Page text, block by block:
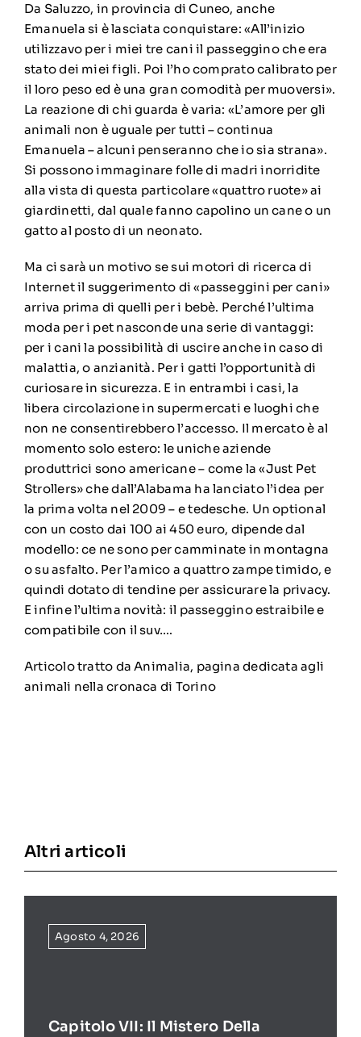
Da Saluzzo, in provincia di Cuneo, anche
Emanuela si è lasciata conquistare: «All’inizio
utilizzavo per i miei tre cani il passeggino che era
stato dei miei figli. Poi l’ho comprato calibrato per
il loro peso ed è una gran comodità per muoversi».
La reazione di chi guarda è varia: «L’amore per gli
animali non è uguale per tutti – continua
Emanuela – alcuni penseranno che io sia strana».
Si possono immaginare folle di madri inorridite
alla vista di questa particolare «quattro ruote» ai
giardinetti, dal quale fanno capolino un cane o un
gatto al posto di un neonato.
Ma ci sarà un motivo se sui motori di ricerca di
Internet il suggerimento di «passeggini per cani»
arriva prima di quelli per i bebè. Perché l’ultima
moda per i pet nasconde una serie di vantaggi:
per i cani la possibilità di uscire anche in caso di
malattia, o anzianità. Per i gatti l’opportunità di
curiosare in sicurezza. E in entrambi i casi, la
libera circolazione in supermercati e luoghi che
non ne consentirebbero l’accesso. Il mercato è al
momento solo estero: le uniche aziende
produttrici sono americane – come la «Just Pet
Strollers» che dall’Alabama ha lanciato l’idea per
la prima volta nel 2009 – e tedesche. Un optional
con un costo dai 100 ai 450 euro, dipende dal
modello: ce ne sono per camminate in montagna
o su asfalto. Per l’amico a quattro zampe timido, e
quindi dotato di tendine per assicurare la privacy.
E infine l’ultima novità: il passeggino estraibile e
compatibile con il suv….
Articolo tratto da Animalia, pagina dedicata agli
animali nella cronaca di Torino
Altri articoli
Agosto 4, 2026
Capitolo VII: Il Mistero Della